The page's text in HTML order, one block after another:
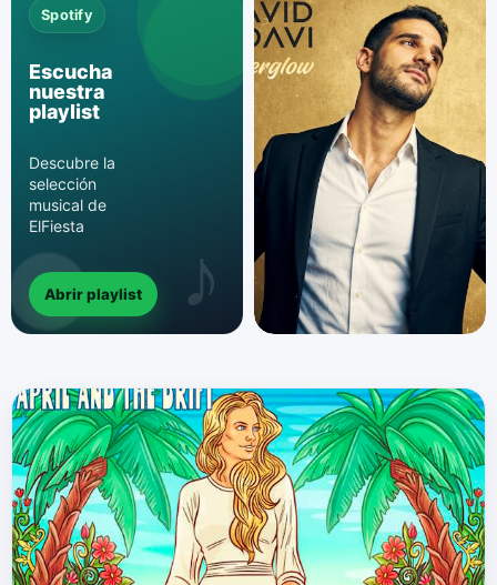
Spotify
Escucha
nuestra
playlist
Descubre la
selección
musical de
ElFiesta
Abrir playlist